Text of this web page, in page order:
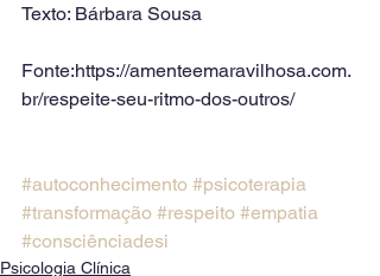
Texto: Bárbara Sousa
Fonte:https://amenteemaravilhosa.com.
br/respeite-seu-ritmo-dos-outros/
#autoconhecimento #psicoterapia
#transformação #respeito #empatia
#consciênciadesi
Psicologia Clínica